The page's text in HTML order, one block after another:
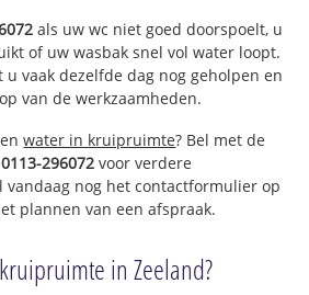
als uw wc niet goed doorspoelt, u
of uw wasbak snel vol water loopt.
u vaak dezelfde dag nog geholpen en
van de werkzaamheden.
water in kruipruimte? Bel met de
296072 voor verdere
nog het contactformulier op
plannen van een afspraak.
in Zeeland?